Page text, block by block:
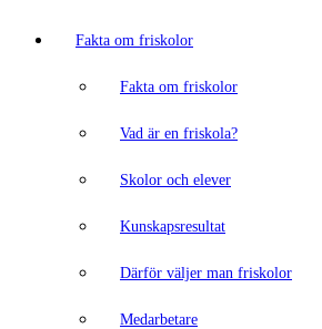
Fakta om friskolor
Fakta om friskolor
Vad är en friskola?
Skolor och elever
Kunskapsresultat
Därför väljer man friskolor
Medarbetare